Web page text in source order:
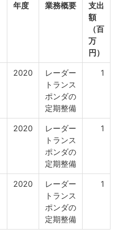
年度 業務概要
支出
額
（百
万
円）
2020
レーダー
トランス
ポンダの
定期整備
1
2020
レーダー
トランス
ポンダの
定期整備
1
2020
レーダー
トランス
ポンダの
定期整備
1